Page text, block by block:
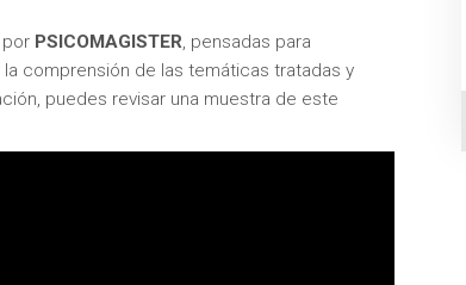
PSICOMAGISTER, pensadas para
comprensión de las temáticas tratadas y
puedes revisar una muestra de este